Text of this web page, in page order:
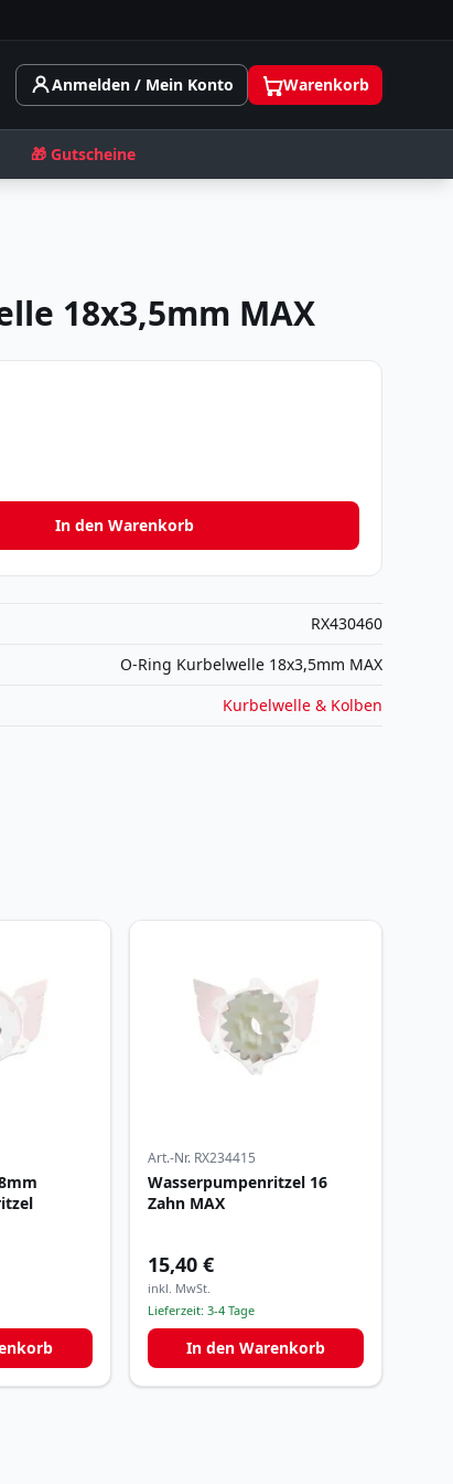
Anmelden / Mein Konto Warenkorb
🎁 Gutscheine
18x3,5mm MAX
In den Warenkorb
RX430460
O-Ring Kurbelwelle 18x3,5mm MAX
Kurbelwelle & Kolben
Art.-Nr. RX234415
Wasserpumpenritzel 16
Zahn MAX
15,40 €
inkl. MwSt.
Lieferzeit: 3-4 Tage
In den Warenkorb